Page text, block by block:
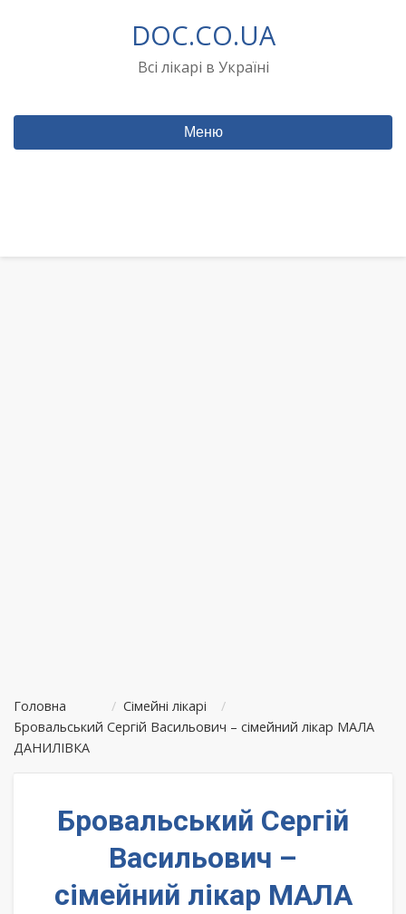
DOC.CO.UA
Всі лікарі в Україні
Меню
Головна / Сімейні лікарі
/
Бровальський Сергій Васильович – сімейний лікар МАЛА
ДАНИЛІВКА
Бровальський Сергій
Васильович –
сімейний лікар МАЛА